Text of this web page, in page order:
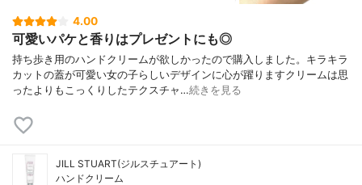
4.00
可愛いパケと香りはプレゼントにも◎
持ち歩き用のハンドクリームが欲しかったので購入しました。キラキラ
カットの蓋が可愛い女の子らしいデザインに心が躍りますクリームは思
ったよりもこっくりしたテクスチャ…続きを見る
JILL STUART(ジルスチュアート)
ハンドクリーム